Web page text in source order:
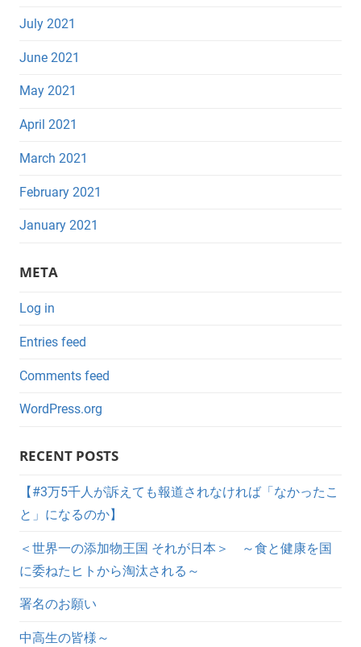
July 2021
June 2021
May 2021
April 2021
March 2021
February 2021
January 2021
META
Log in
Entries feed
Comments feed
WordPress.org
RECENT POSTS
【#3万5千人が訴えても報道されなければ「なかったこ
と」になるのか】
＜世界一の添加物王国 それが日本＞ ～食と健康を国
に委ねたヒトから淘汰される～
署名のお願い
中高生の皆様～